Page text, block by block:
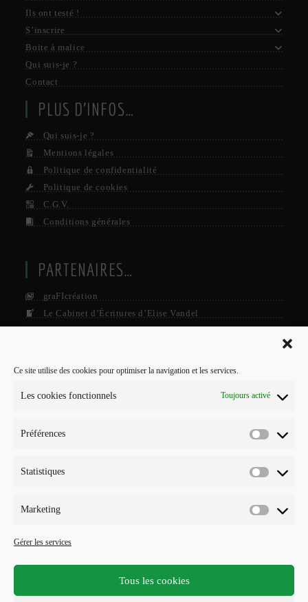
Ce site utilise des cookies pour optimiser la navigation et les services.
Les cookies fonctionnels Toujours activé
Préférences
Statistiques
Marketing
Gérer les services
Tous les cookies
Ils ont testé !
S’inscrire
Boite à malice
Qui suis-je ?
Contact
PLUS D’INFOS…
Qui suis-je ?
Mentions légales
Politique de confidentialité
Politique de cookies
C.G.V.
Conditions générales
PARTENAIRES…
graFIcréation
Le Cabinet d’Écritures d’Elise Vandel
POUR ME CONTACTER…
Mobile :
E-mail :
LETTRE D’INFORMATION